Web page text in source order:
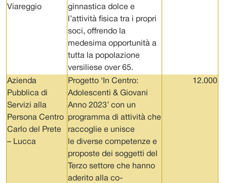
Viareggio
ginnastica dolce e
l’attività fisica tra i propri
soci, offrendo la
medesima opportunità a
tutta la popolazione
versiliese over 65.
Azienda
Pubblica di
Servizi alla
Persona Centro
Carlo del Prete
– Lucca
Progetto ‘In Centro:
Adolescenti & Giovani
Anno 2023’ con un
programma di attività che
raccoglie e unisce
le diverse competenze e
proposte dei soggetti del
Terzo settore che hanno
aderito alla co-
12.000